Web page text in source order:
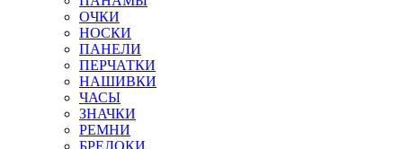
ОЧКИ
НОСКИ
ПАНЕЛИ
ПЕРЧАТКИ
НАШИВКИ
ЧАСЫ
ЗНАЧКИ
РЕМНИ
БРЕЛОКИ